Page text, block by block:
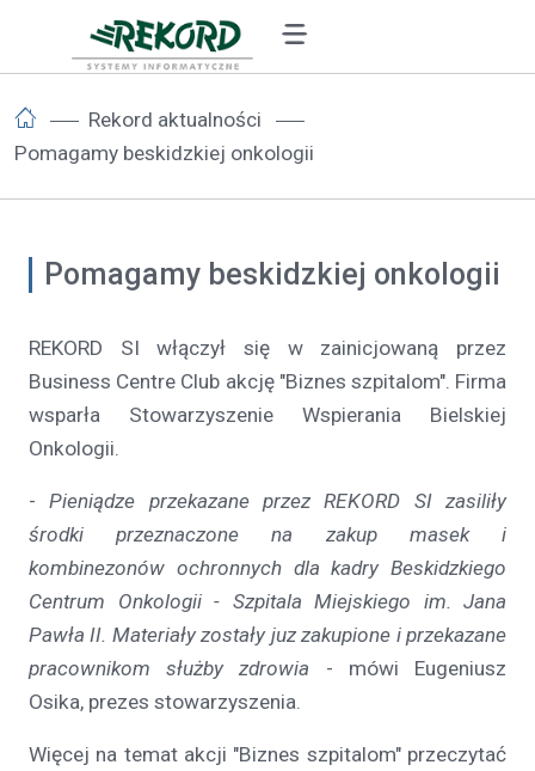
Rekord aktualności
Pomagamy beskidzkiej onkologii
Pomagamy beskidzkiej onkologii
REKORD SI włączył się w zainicjowaną przez
Business Centre Club akcję "Biznes szpitalom". Firma
wsparła Stowarzyszenie Wspierania Bielskiej
Onkologii.
-Pieniądze przekazane przez REKORD SI zasiliły
środki przeznaczone na zakup masek i
kombinezonów ochronnych dla kadry Beskidzkiego
Centrum Onkologii - Szpitala Miejskiego im. Jana
Pawła II. Materiały zostały juz zakupione i przekazane
pracownikom służby zdrowia - mówi Eugeniusz
Osika, prezes stowarzyszenia.
Więcej na temat akcji "Biznes szpitalom" przeczytać